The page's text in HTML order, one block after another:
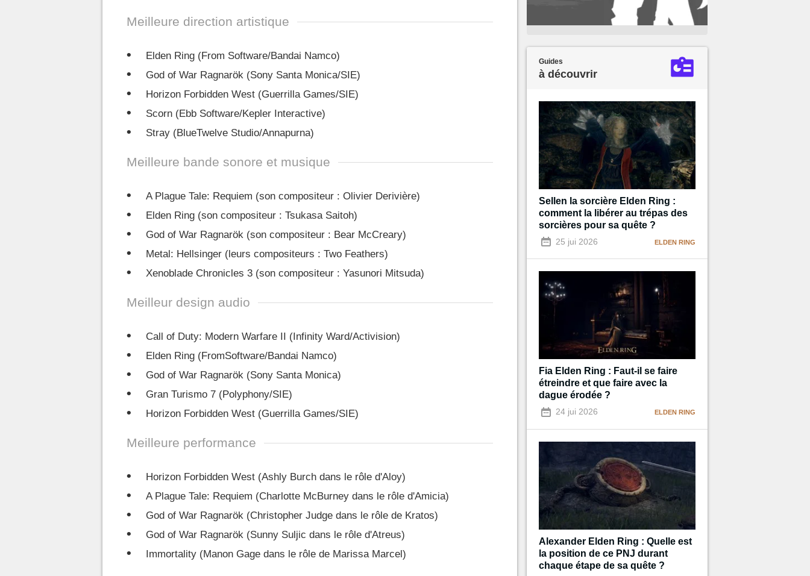
Meilleure direction artistique
Elden Ring (From Software/Bandai Namco)
God of War Ragnarök (Sony Santa Monica/SIE)
Horizon Forbidden West (Guerrilla Games/SIE)
Scorn (Ebb Software/Kepler Interactive)
Stray (BlueTwelve Studio/Annapurna)
Meilleure bande sonore et musique
A Plague Tale: Requiem (son compositeur : Olivier Derivière)
Elden Ring (son compositeur : Tsukasa Saitoh)
God of War Ragnarök (son compositeur : Bear McCreary)
Metal: Hellsinger (leurs compositeurs : Two Feathers)
Xenoblade Chronicles 3 (son compositeur : Yasunori Mitsuda)
Meilleur design audio
Call of Duty: Modern Warfare II (Infinity Ward/Activision)
Elden Ring (FromSoftware/Bandai Namco)
God of War Ragnarök (Sony Santa Monica)
Gran Turismo 7 (Polyphony/SIE)
Horizon Forbidden West (Guerrilla Games/SIE)
Meilleure performance
Horizon Forbidden West (Ashly Burch dans le rôle d'Aloy)
A Plague Tale: Requiem (Charlotte McBurney dans le rôle d'Amicia)
God of War Ragnarök (Christopher Judge dans le rôle de Kratos)
God of War Ragnarök (Sunny Suljic dans le rôle d'Atreus)
Immortality (Manon Gage dans le rôle de Marissa Marcel)
Guides
à découvrir
Sellen la sorcière Elden Ring :
comment la libérer au trépas des
sorcières pour sa quête ?
25 jui 2026 ELDEN RING
Fia Elden Ring : Faut-il se faire
étreindre et que faire avec la
dague érodée ?
24 jui 2026 ELDEN RING
Alexander Elden Ring : Quelle est
la position de ce PNJ durant
chaque étape de sa quête ?